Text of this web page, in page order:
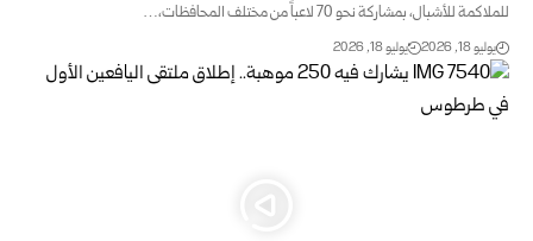
للملاكمة للأشبال، بمشاركة نحو 70 لاعباً من مختلف المحافظات،…
يوليو 18, 2026 يوليو 18, 2026